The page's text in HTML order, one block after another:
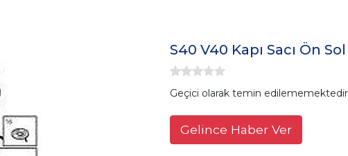
S40 V40 Kapı Sacı Ön Sol
Geçici olarak temin
Gelince Haber Ver